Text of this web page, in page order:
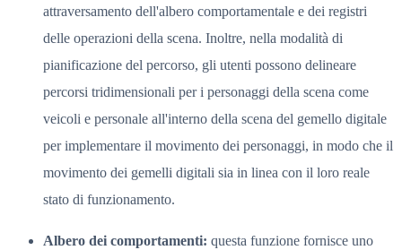
attraversamento dell'albero comportamentale e dei registri
delle operazioni della scena. Inoltre, nella modalità di
pianificazione del percorso, gli utenti possono delineare
percorsi tridimensionali per i personaggi della scena come
veicoli e personale all'interno della scena del gemello digitale
per implementare il movimento dei personaggi, in modo che il
movimento dei gemelli digitali sia in linea con il loro reale
stato di funzionamento.
Albero dei comportamenti: questa funzione fornisce uno